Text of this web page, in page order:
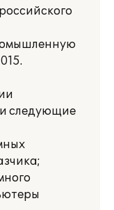
следующие